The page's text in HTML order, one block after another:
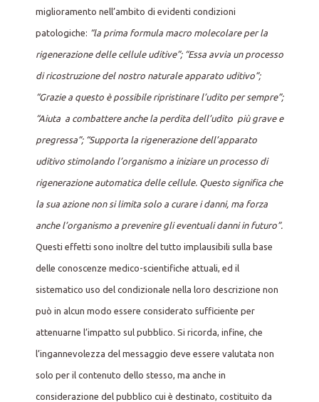
miglioramento nell’ambito di evidenti condizioni
patologiche: “la prima formula macro molecolare per la
rigenerazione delle cellule uditive”; “Essa avvia un processo
di ricostruzione del nostro naturale apparato uditivo”;
“Grazie a questo è possibile ripristinare l’udito per sempre”;
“Aiuta a combattere anche la perdita dell’udito più grave e
pregressa”; “Supporta la rigenerazione dell’apparato
uditivo stimolando l’organismo a iniziare un processo di
rigenerazione automatica delle cellule. Questo significa che
la sua azione non si limita solo a curare i danni, ma forza
anche l’organismo a prevenire gli eventuali danni in futuro”.
Questi effetti sono inoltre del tutto implausibili sulla base
delle conoscenze medico-scientifiche attuali, ed il
sistematico uso del condizionale nella loro descrizione non
può in alcun modo essere considerato sufficiente per
attenuarne l’impatto sul pubblico. Si ricorda, infine, che
l’ingannevolezza del messaggio deve essere valutata non
solo per il contenuto dello stesso, ma anche in
considerazione del pubblico cui è destinato, costituito da